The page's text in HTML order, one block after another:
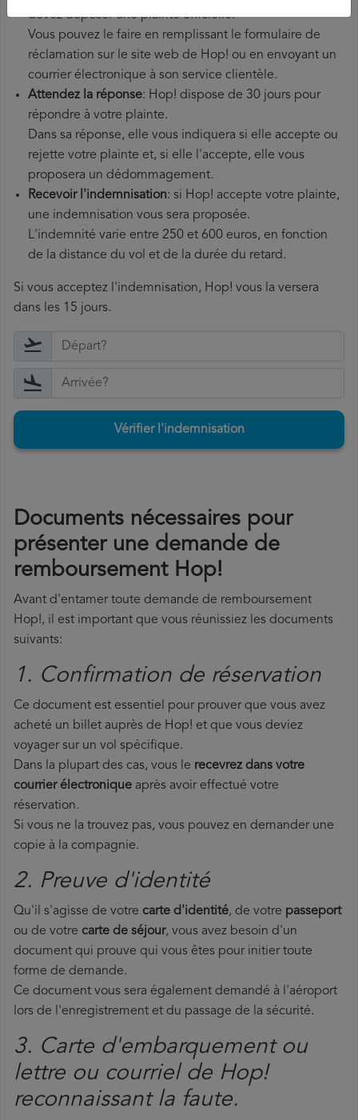
devez déposer une plainte officielle.
Vous pouvez le faire en remplissant le formulaire de
réclamation sur le site web de Hop! ou en envoyant un
courrier électronique à son service clientèle.
Attendez la réponse: Hop! dispose de 30 jours pour
répondre à votre plainte.
Dans sa réponse, elle vous indiquera si elle accepte ou
rejette votre plainte et, si elle l'accepte, elle vous
proposera un dédommagement.
Recevoir l'indemnisation: si Hop! accepte votre plainte,
une indemnisation vous sera proposée.
L'indemnité varie entre 250 et 600 euros, en fonction
de la distance du vol et de la durée du retard.
Si vous acceptez l'indemnisation, Hop! vous la versera
dans les 15 jours.
Vérifier l'indemnisation
Documents nécessaires pour
présenter une demande de
remboursement Hop!
Avant d'entamer toute demande de remboursement
Hop!, il est important que vous réunissiez les documents
suivants:
1. Confirmation de réservation
Ce document est essentiel pour prouver que vous avez
acheté un billet auprès de Hop! et que vous deviez
voyager sur un vol spécifique.
Dans la plupart des cas, vous le recevrez dans votre
courrier électronique après avoir effectué votre
réservation.
Si vous ne la trouvez pas, vous pouvez en demander une
copie à la compagnie.
2. Preuve d'identité
Qu'il s'agisse de votre carte d'identité, de votre passeport
ou de votre carte de séjour, vous avez besoin d'un
document qui prouve qui vous êtes pour initier toute
forme de demande.
Ce document vous sera également demandé à l'aéroport
lors de l'enregistrement et du passage de la sécurité.
3. Carte d'embarquement ou
lettre ou courriel de Hop!
reconnaissant la faute.